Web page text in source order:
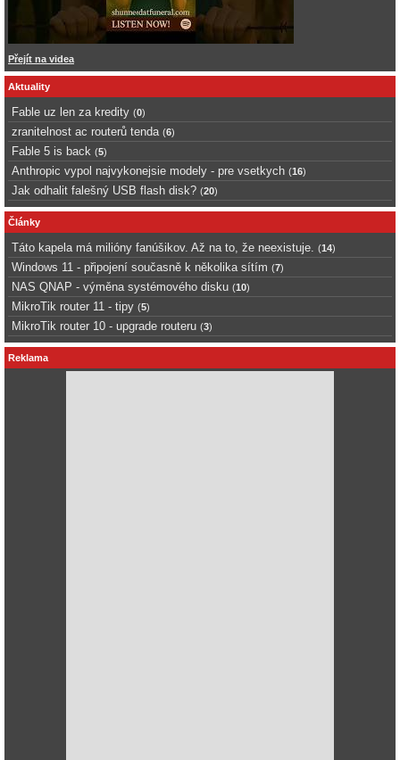
Přejít na videa
Aktuality
Fable uz len za kredity (0)
zranitelnost ac routerů tenda (6)
Fable 5 is back (5)
Anthropic vypol najvykonejsie modely - pre vsetkych (16)
Jak odhalit falešný USB flash disk? (20)
Články
Táto kapela má milióny fanúšikov. Až na to, že neexistuje. (14)
Windows 11 - připojení současně k několika sítím (7)
NAS QNAP - výměna systémového disku (10)
MikroTik router 11 - tipy (5)
MikroTik router 10 - upgrade routeru (3)
Reklama